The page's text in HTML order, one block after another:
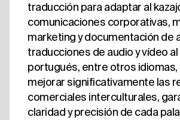
traducción para adaptar al
comunicaciones corporativas,
marketing y documentación de
traducciones de audio y vídeo al
portugués, entre otros idiomas,
mejorar significativamente las
comerciales interculturales,
claridad y precisión de cada